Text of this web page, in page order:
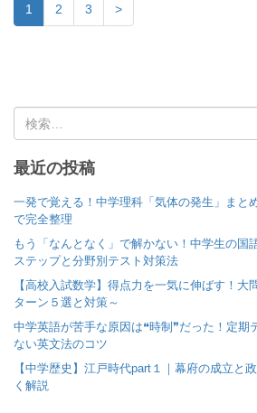
1 2 3 >
最近の投稿
一発で覚える！中学理科「気体の発生」まと
で完全整理
もう「なんとなく」で解かない！中学生の国
ステップと分野別テスト対策法
【高校入試数学】得点力を一気に伸ばす！大
ターン５選と対策～
中学英語が苦手な原因は❝時制❞だった！定期
ない英文法のコツ
【中学歴史】江戸時代part１｜幕府の成立と
く解説